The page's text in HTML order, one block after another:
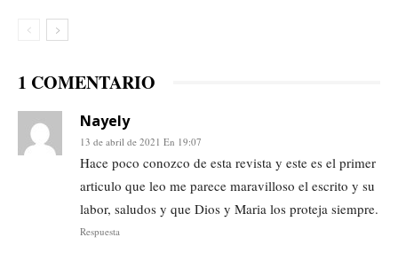
1 COMENTARIO
Nayely
13 de abril de 2021 En 19:07
Hace poco conozco de esta revista y este es el primer
articulo que leo me parece maravilloso el escrito y su
labor, saludos y que Dios y Maria los proteja siempre.
Respuesta